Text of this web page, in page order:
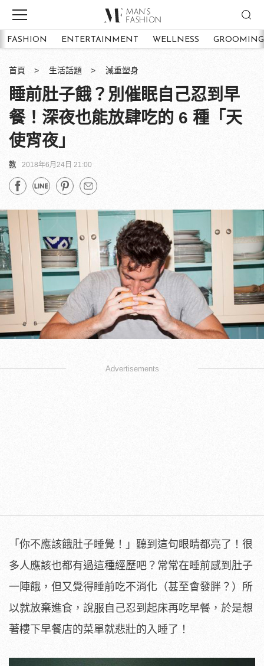
FASHION ENTERTAINMENT WELLNESS GROOMING
首頁 生活話題 減重塑身
睡前肚子餓？別催眠自己忍到早
餐！深夜也能放肆吃的 6 種「天
使宵夜」
教 2018年6月24日 21:00
Advertisements
「你不應該餓肚子睡覺！」聽到這句眼睛都亮了！很
多人應該也都有過這種經歷吧？常常在睡前感到肚子
一陣餓，但又覺得睡前吃不消化（甚至會發胖？）所
以就放棄進食，說服自己忍到起床再吃早餐，於是想
著樓下早餐店的菜單就悲壯的入睡了！